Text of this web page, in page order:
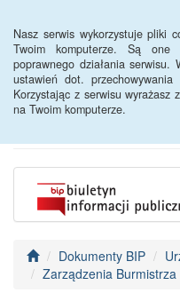
Nasz serwis wykorzystuje pliki
Twoim komputerze. Są one
poprawnego działania
ustawień dot.
Korzystając z serwisu wyrażasz
na Twoim komputerze.
BIP -
Dokumenty BIP
Zarządzenia Burmistrza